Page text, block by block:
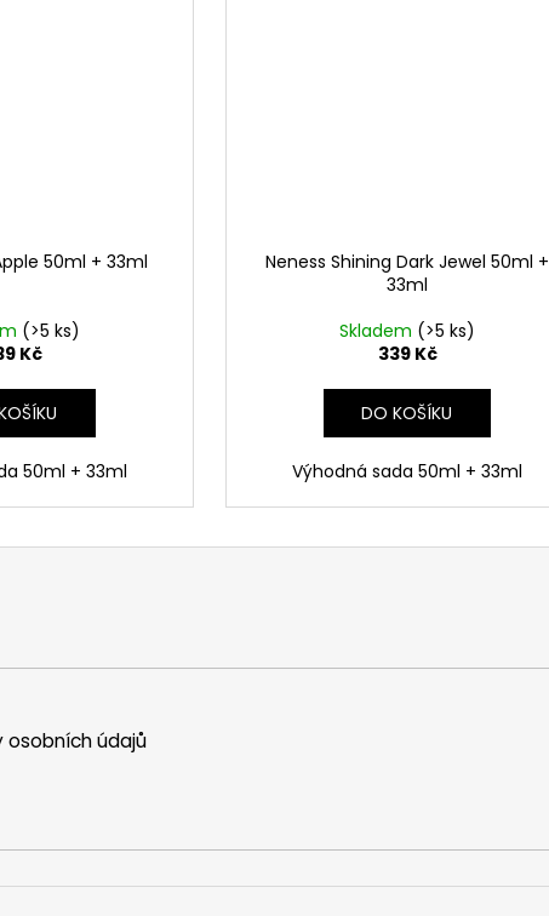
50ml + 33ml
(>5 ks)
Kč
50ml + 33ml
Neness Shining Dark Jewel 50ml +
33ml
Skladem (>5 ks)
339 Kč
DO KOŠÍKU
Výhodná sada 50ml + 33ml
osobních údajů